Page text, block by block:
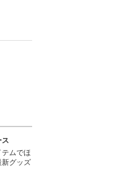
ス
ムでほ
新グッズ